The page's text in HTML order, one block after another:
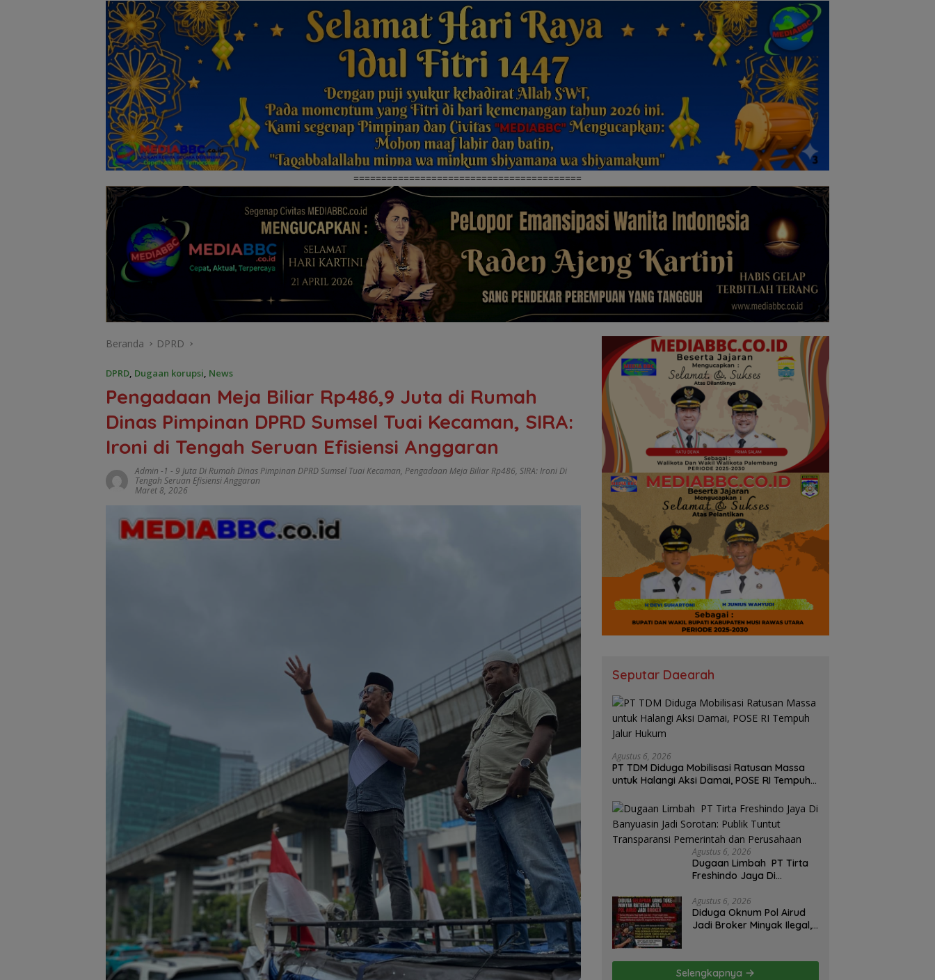
=========================================
Beranda DPRD
DPRD Dugaan korupsi News
Pengadaan Meja Biliar Rp486,9 Juta di Rumah
Dinas Pimpinan DPRD Sumsel Tuai Kecaman, SIRA:
Ironi di Tengah Seruan Efisiensi Anggaran
Admin -1 - 9 Juta Di Rumah Dinas Pimpinan DPRD Sumsel Tuai Kecaman, Pengadaan Meja Biliar Rp486, SIRA: Ironi Di
Tengah Seruan Efisiensi Anggaran
Maret 8, 2026
Seputar Daearah
Agustus 6, 2026
PT TDM Diduga Mobilisasi Ratusan Massa
untuk Halangi Aksi Damai, POSE RI Tempuh
Agustus 6, 2026
Dugaan Limbah PT Tirta
Freshindo Jaya Di
Publik Tuntut Transparansi
Pemerintah dan
Perusahaan
Agustus 6, 2026
Diduga Oknum Pol Airud
Jadi Broker Minyak Ilegal,
Selengkapnya